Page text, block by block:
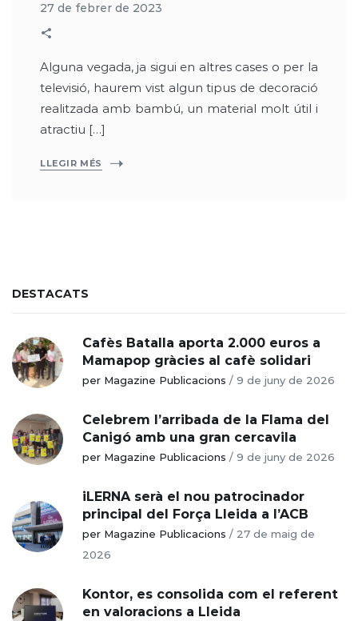
27 de febrer de 2023
Alguna vegada, ja sigui en altres cases o per la
televisió, haurem vist algun tipus de decoració
realitzada amb bambú, un material molt útil i
atractiu […]
LLEGIR MÉS
DESTACATS
Cafès Batalla aporta 2.000 euros a
Mamapop gràcies al cafè solidari
per Magazine Publicacions / 9 de juny de 2026
Celebrem l’arribada de la Flama del
Canigó amb una gran cercavila
per Magazine Publicacions / 9 de juny de 2026
iLERNA serà el nou patrocinador
principal del Força Lleida a l’ACB
per Magazine Publicacions / 27 de maig de
2026
Kontor, es consolida com el referent
en valoracions a Lleida